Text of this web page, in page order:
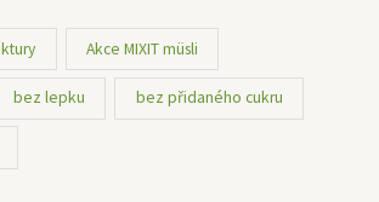
Akce MIXIT müsli
bez lepku bez přidaného cukru